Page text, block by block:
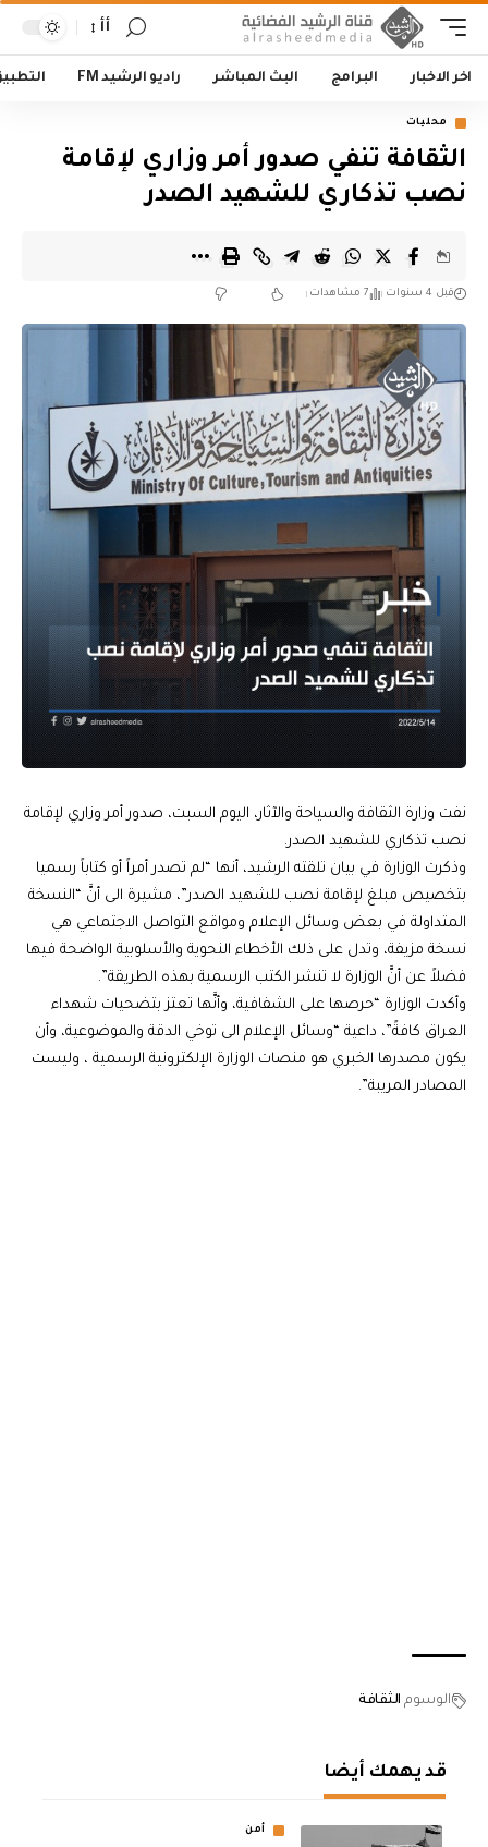
أأ
اخر الاخبار البرامج البث المباشر راديو الرشيد FM
محليات
الثقافة تنفي صدور أمر وزاري لإقامة
نصب تذكاري للشهيد الصدر
قبل 4 سنوات 7 مشاهدات
نفت وزارة الثقافة والسياحة والآثار، اليوم السبت، صدور أمر وزاري لإقامة
نصب تذكاري للشهيد الصدر.
وذكرت الوزارة في بيان تلقته الرشيد، أنها “لم تصدر أمراً أو كتاباً رسميا
بتخصيص مبلغ لإقامة نصب للشهيد الصدر”، مشيرة الى أنَّ “النسخة
المتداولة في بعض وسائل الإعلام ومواقع التواصل الاجتماعي هي
نسخة مزيفة، وتدل على ذلك الأخطاء النحوية والأسلوبية الواضحة فيها
فضلاً عن أنَّ الوزارة لا تنشر الكتب الرسمية بهذه الطريقة”.
وأكدت الوزارة “حرصها على الشفافية، وأنَّها تعتز بتضحيات شهداء
العراق كافةً”، داعية “وسائل الإعلام الى توخي الدقة والموضوعية، وأن
يكون مصدرها الخبري هو منصات الوزارة الإلكترونية الرسمية ، وليست
المصادر المريبة”.
الوسوم الثقافة
قد يهمك أيضا
أمن